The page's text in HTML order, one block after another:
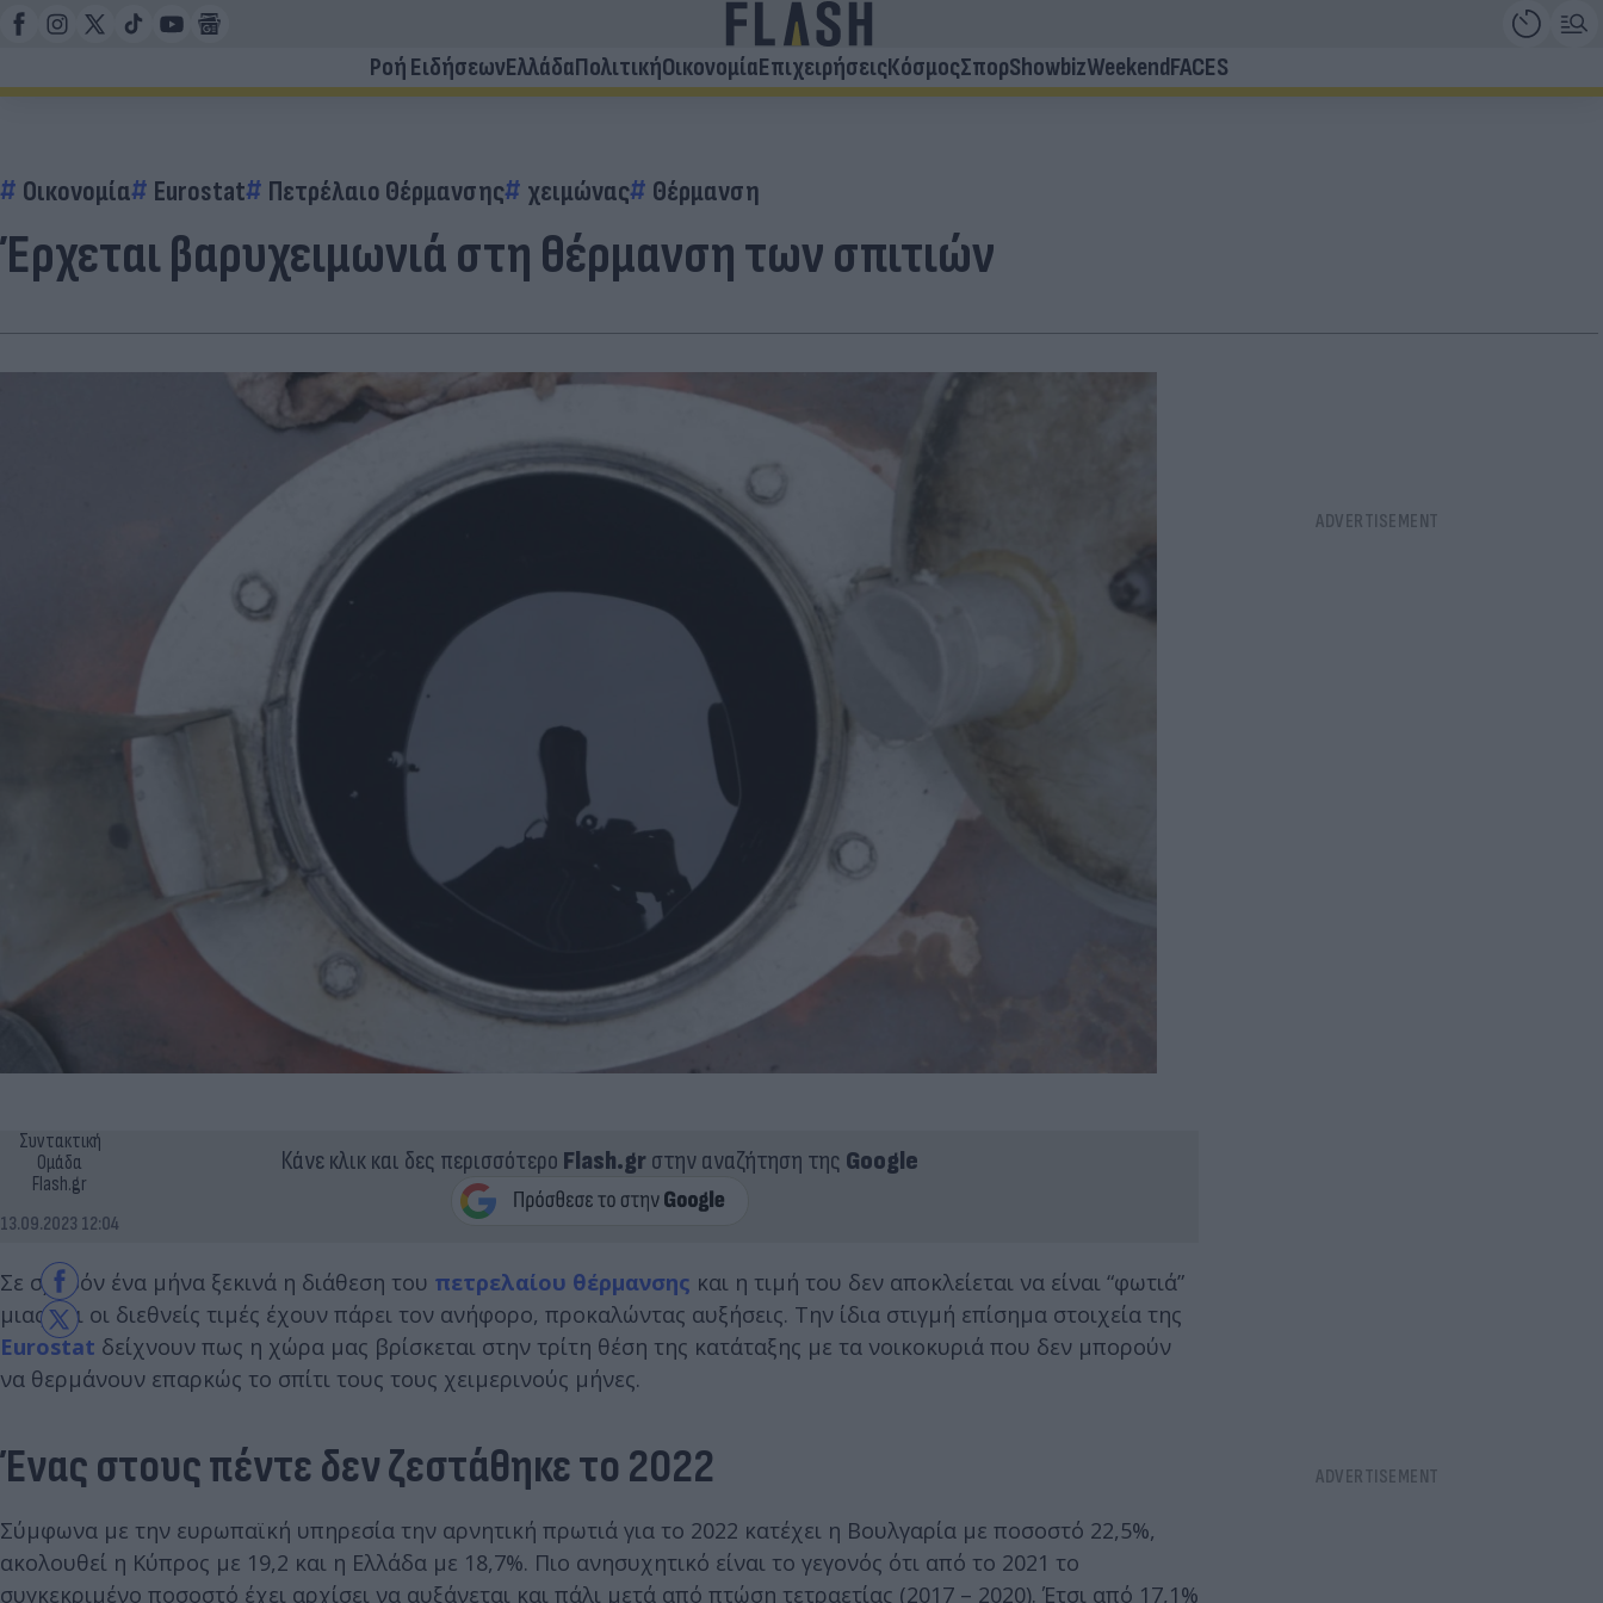
Ροή ΕιδήσεωνΕλλάδαΠολιτικήΟικονομίαΕπιχειρήσειςΚόσμοςΣπορShowbizWeekendFACES
Οικονομία Eurostat Πετρέλαιο Θέρμανσης χειμώνας Θέρμανση
Έρχεται βαρυχειμωνιά στη θέρμανση των σπιτιών
Συντακτική
Ομάδα
Flash.gr
13.09.2023 12:04
Κάνε κλικ και δες περισσότερο Flash.grστην αναζήτηση της Google
Σε σχεδόν ένα μήνα ξεκινά η διάθεση του πετρελαίου θέρμανσης και η τιμή του δεν αποκλείεται να είναι “φωτιά”
μιας και οι διεθνείς τιμές έχουν πάρει τον ανήφορο, προκαλώντας αυξήσεις. Την ίδια στιγμή επίσημα στοιχεία της
Eurostat δείχνουν πως η χώρα μας βρίσκεται στην τρίτη θέση της κατάταξης με τα νοικοκυριά που δεν μπορούν
να θερμάνουν επαρκώς το σπίτι τους τους χειμερινούς μήνες.
Ένας στους πέντε δεν ζεστάθηκε το 2022
Σύμφωνα με την ευρωπαϊκή υπηρεσία την αρνητική πρωτιά για το 2022 κατέχει η Βουλγαρία με ποσοστό 22,5%,
ακολουθεί η Κύπρος με 19,2 και η Ελλάδα με 18,7%. Πιο ανησυχητικό είναι το γεγονός ότι από το 2021 το
συγκεκριμένο ποσοστό έχει αρχίσει να αυξάνεται και πάλι μετά από πτώση τετραετίας (2017 – 2020). Έτσι από 17,1%